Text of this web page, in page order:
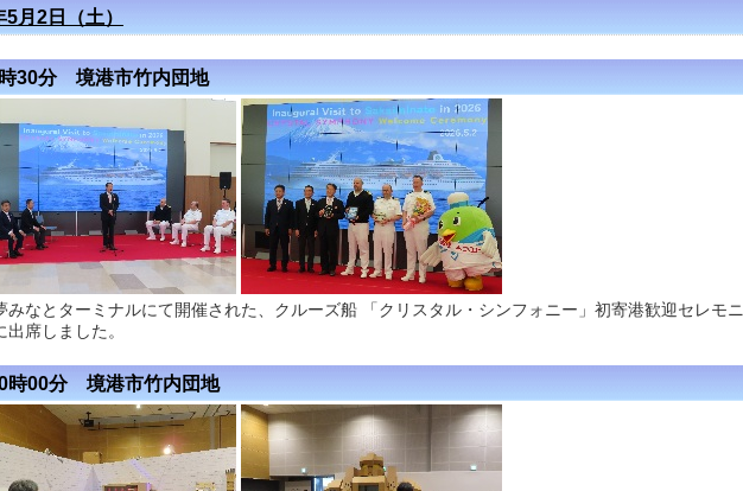
月2日（土）
30分 境港市竹内団地
みなとターミナルにて開催された、クルーズ船 「クリスタル・シンフォニー」初寄港歓迎セレモニ
出席しました。
時00分 境港市竹内団地